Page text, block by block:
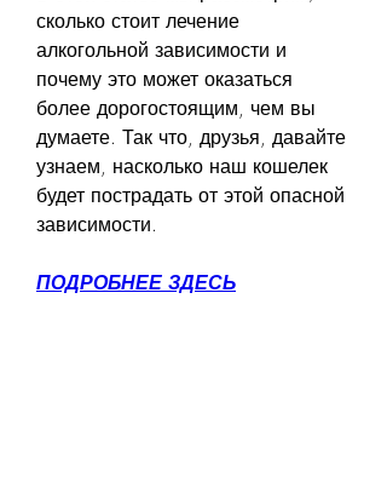
сколько стоит лечение
алкогольной зависимости и
почему это может оказаться
более дорогостоящим, чем вы
думаете. Так что, друзья, давайте
узнаем, насколько наш кошелек
будет пострадать от этой опасной
зависимости.
ПОДРОБНЕЕ ЗДЕСЬ